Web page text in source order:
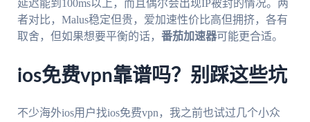
延迟能到100ms以上，而且偶尔会出现IP被封的情况。两
者对比，Malus稳定但贵，爱加速性价比高但拥挤，各有
取舍，但如果想要平衡的话， 番茄加速器可能更合适。
ios免费vpn靠谱吗？别踩这些坑
不少海外ios用户找ios免费vpn，我之前也试过几个小众